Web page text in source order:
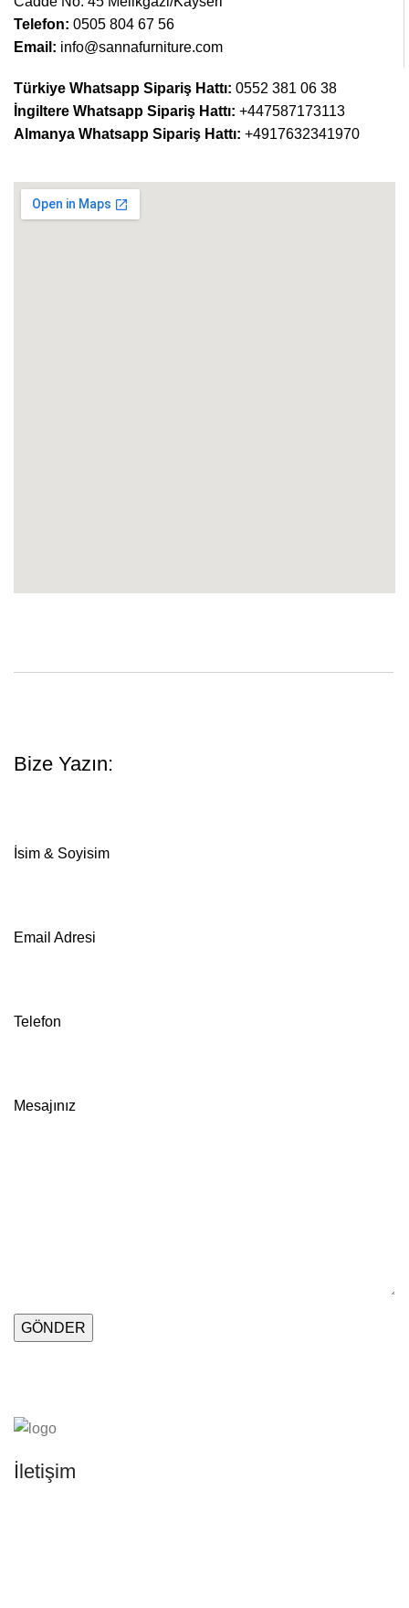
Telefon: 0505 804 67 56
Email: info@sannafurniture.com
Türkiye Whatsapp Sipariş Hattı: 0552 381 06 38
İngiltere Whatsapp Sipariş Hattı: +447587173113
Almanya Whatsapp Sipariş Hattı: +4917632341970
Bize Yazın:
İsim & Soyisim
Email Adresi
Telefon
Mesajınız
İletişim